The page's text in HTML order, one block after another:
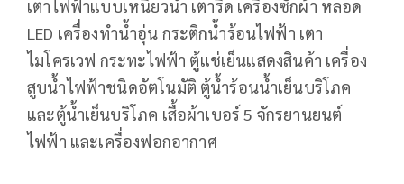
เตาไฟฟ้า​แบบ​เหนี่ยว​นำ​ เตารีด เครื่องซักผ้า หลอด
LED เครื่องทำน้ำอุ่น กระติกน้ำร้อนไฟฟ้า เตา
ไมโครเวฟ กระทะไฟฟ้า ตู้แช่เย็น​แสดงสินค้า ​เครื่อง
สูบน้ำไฟฟ้าชนิดอัตโนมัติ ตู้น้ำร้อนน้ำเย็นบริโภค
และตู้น้ำเย็นบริโภค​ เสื้อผ้าเบอร์​ 5 จักรยาน​ยนต์
ไฟฟ้า ​และเครื่องฟอกอากาศ